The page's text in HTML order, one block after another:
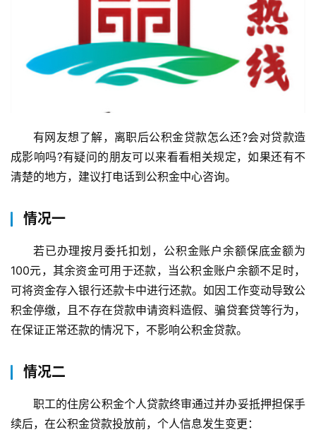
有网友想了解，离职后公积金贷款怎么还?会对贷款造
成影响吗?有疑问的朋友可以来看看相关规定，如果还有不
清楚的地方，建议打电话到公积金中心咨询。
情况一
若已办理按月委托扣划，公积金账户余额保底金额为
100元，其余资金可用于还款，当公积金账户余额不足时，
可将资金存入银行还款卡中进行还款。如因工作变动导致公
积金停缴，且不存在贷款申请资料造假、骗贷套贷等行为，
在保证正常还款的情况下，不影响公积金贷款。
情况二
职工的住房公积金个人贷款终审通过并办妥抵押担保手
续后，在公积金贷款投放前，个人信息发生变更：